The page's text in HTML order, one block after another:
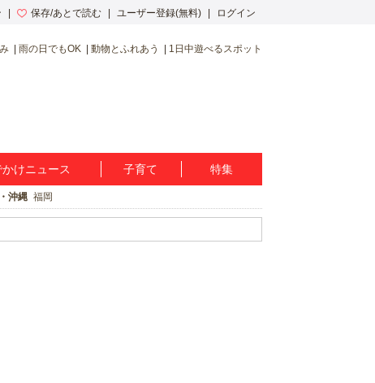
保存/あとで読む ユーザー登録(無料) ログイン
雨の日でもOK 動物とふれあう 1日中遊べるスポット
かけニュース 子育て 特集
沖縄 福岡